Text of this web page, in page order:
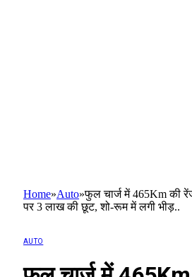
Home»Auto»फुल चार्ज में 465Km की
पर 3 लाख की छूट, शो-रूम में लगी भीड़..
AUTO